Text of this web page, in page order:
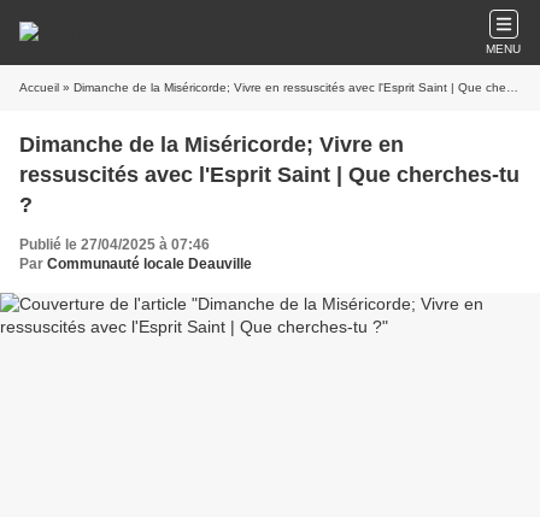
MENU
Accueil » Dimanche de la Miséricorde; Vivre en ressuscités avec l'Esprit Saint | Que cherches-tu ?
Dimanche de la Miséricorde; Vivre en
ressuscités avec l'Esprit Saint | Que cherches-tu
?
Publié le 27/04/2025 à 07:46
Par Communauté locale Deauville